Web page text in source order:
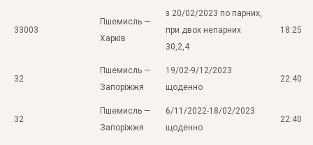
33003
Пшемисль —
Харків
з 20/02/2023 по парних,
при двох непарних
30,2,4
18:25
32
Пшемисль —
Запоріжжя
19/02-9/12/2023
щоденно
22:40
32
Пшемисль —
Запоріжжя
6/11/2022-18/02/2023
щоденно
22:40